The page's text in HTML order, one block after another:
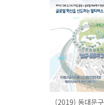
(2019) 동대문